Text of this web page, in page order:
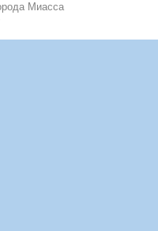
Миасса